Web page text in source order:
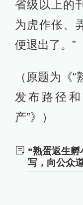
省级以上的
为虎作伥、
便退出了。”
（原题为《
发布路径
产”》）
“熟蛋返生
写，向公众